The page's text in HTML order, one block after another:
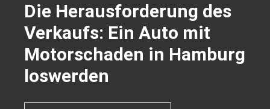
Die Herausforderung des
Verkaufs: Ein Auto mit
Motorschaden in Hamburg
loswerden